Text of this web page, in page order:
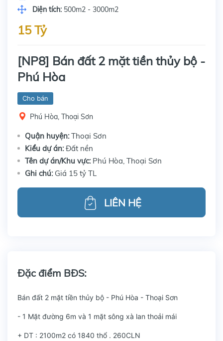
Diện tích: 500m2 - 3000m2
15 Tỷ
[NP8] Bán đất 2 mặt tiền thủy bộ -
Phú Hòa
Cho bán
Phú Hòa, Thoại Sơn
Quận huyện:Thoại Sơn
Kiểu dự án:Đất nền
Tên dự án/Khu vực: Phú Hòa, Thoại Sơn
Ghi chú: Giá 15 tỷ TL
LIÊN HỆ
Đặc điểm BĐS:
Bán đất 2 mặt tiền thủy bộ - Phú Hòa - Thoại Sơn
- 1 Mặt đường 6m và 1 mặt sông xà lan thoải mái
+ DT : 2100m2 có 1840 thổ . 260CLN